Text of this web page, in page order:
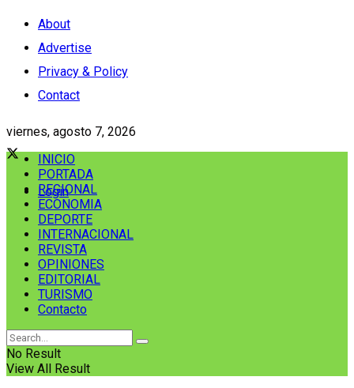
About
Advertise
Privacy & Policy
Contact
viernes, agosto 7, 2026
Login
INICIO
PORTADA
REGIONAL
ECONOMIA
DEPORTE
INTERNACIONAL
REVISTA
OPINIONES
EDITORIAL
TURISMO
Contacto
No Result
View All Result